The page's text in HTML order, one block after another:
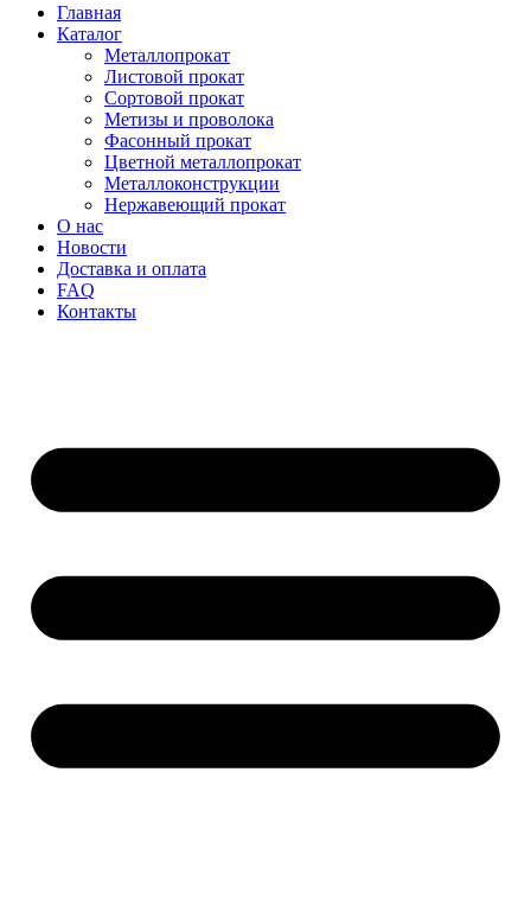
Главная
Каталог
Металлопрокат
Листовой прокат
Сортовой прокат
Метизы и проволока
Фасонный прокат
Цветной металлопрокат
Металлоконструкции
Нержавеющий прокат
О нас
Новости
Доставка и оплата
FAQ
Контакты